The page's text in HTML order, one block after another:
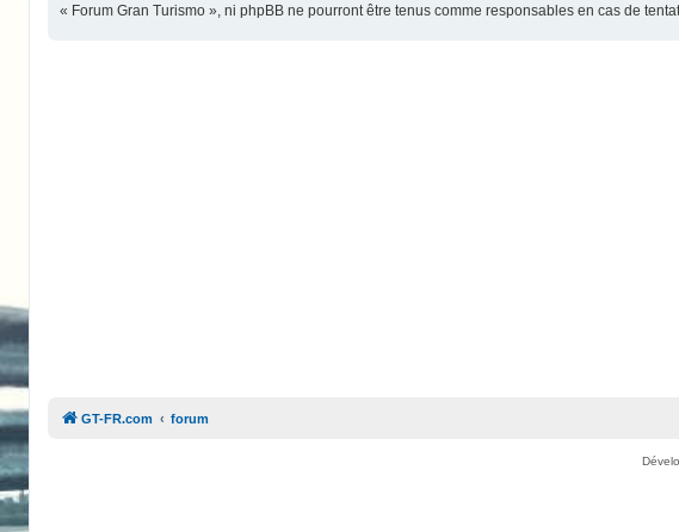
« Forum Gran Turismo », ni phpBB ne pourront être tenus comme responsables en cas de
GT-FR.com forum